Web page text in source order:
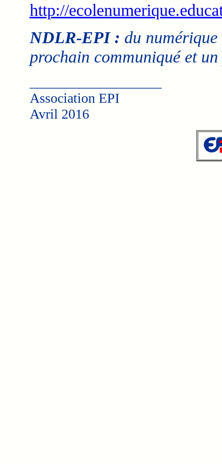
http://
NDLR-EPI : du
prochain communiqué et
Association EPI
Avril 2016